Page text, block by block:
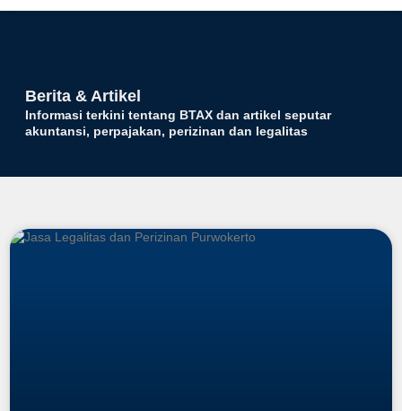
Berita & Artikel
Informasi terkini tentang BTAX dan artikel seputar
akuntansi, perpajakan, perizinan dan legalitas